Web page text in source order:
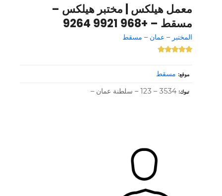
معمل هيلكس | مختبر هيلكس –
مسقط – +968 9921 9264
المختبر – عمان – مسقط
موقع مسقط
تبوك 3534 – 123 – سلطنة عمان –